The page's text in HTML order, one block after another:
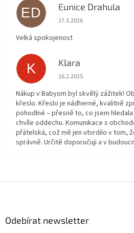
ED Eunice Drahula
Hodnocení obchodu je 5
17.3.2026
Velká spokojenost
K Klara
Hodnocení obchodu je 5
16.2.2025
Nákup v Babyom byl skvělý zážitek!
křeslo. Křeslo je nádherné, kvalitně
pohodlné – přesně to, co jsem hledala
chvíle oddechu. Komunikace s
přátelská, což mě jen utvrdilo v tom,
správně. Určitě doporučuji a v
Odebírat newsletter